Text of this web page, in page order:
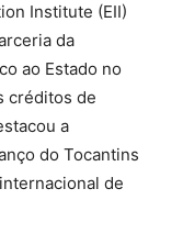
Institute (EII)
da
ao Estado no
créditos de
a
do Tocantins
de